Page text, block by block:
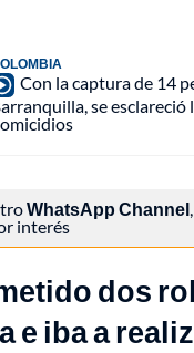
Con la captura de 14
se esclareció
WhatsApp Channel
interés
dos
e iba a